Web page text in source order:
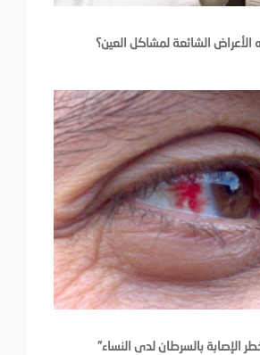
الشائعة لمشاكل العين؟
الإصابة بالسرطان لدى النساء"